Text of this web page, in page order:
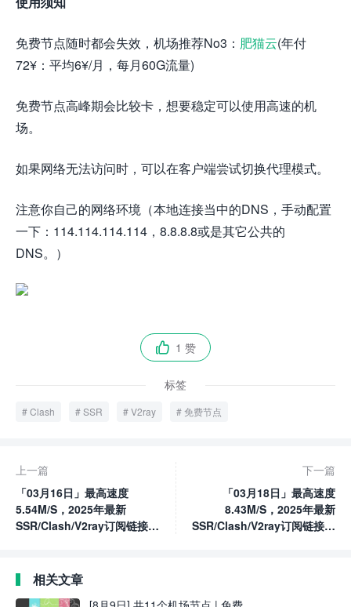
免费节点随时都会失效，机场推荐No3： 肥猫云(年付
72¥：平均6¥/月，每月60G流量)
免费节点高峰期会比较卡，想要稳定可以使用高速的机
场。
如果网络无法访问时，可以在客户端尝试切换代理模式。
注意你自己的网络环境（本地连接当中的DNS，手动配置
一下：114.114.114.114，8.8.8.8或是其它公共的
DNS。）
 1 赞
标签
Clash SSR V2ray 免费节点
上一篇
「03月16日」最高速度
5.54M/S，2025年最新
SSR/Clash/V2ray订阅链接高
下一篇
「03月18日」最高速度
8.43M/S，2025年最新
SSR/Clash/V2ray订阅链接高
相关文章